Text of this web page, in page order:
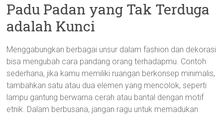
Padu Padan yang Tak Terduga
adalah Kunci
Menggabungkan berbagai unsur dalam fashion dan dekorasi
bisa mengubah cara pandang orang terhadapmu. Contoh
sederhana, jika kamu memiliki ruangan berkonsep minimalis,
tambahkan satu atau dua elemen yang mencolok, seperti
lampu gantung berwarna cerah atau bantal dengan motif
etnik. Dalam berbusana, jangan ragu untuk memadukan